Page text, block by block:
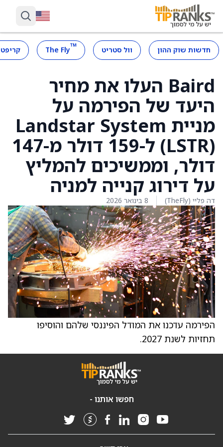
חדשות שוק ההון וול סטריט ™
The Fly
Baird העלו את מחיר
היעד של הפירמה על
מניית Landstar System
(LSTR) ל-159 דולר מ-147
דולר, וממשיכים להמליץ
על דירוג קנייה למניה
דה פליי (TheFly) 8 בינואר 2026
הפירמה עדכנו את המודל הפיננסי שלהם והוסיפו
תחזיות לשנת 2027.
חפשו אותנו -